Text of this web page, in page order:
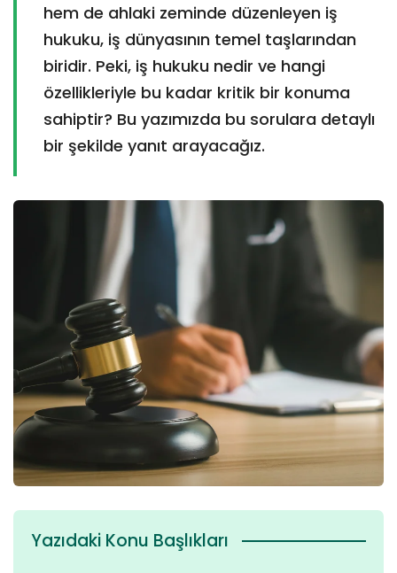
hem de ahlaki zeminde düzenleyen iş
hukuku, iş dünyasının temel taşlarından
biridir. Peki, iş hukuku nedir ve hangi
özellikleriyle bu kadar kritik bir konuma
sahiptir? Bu yazımızda bu sorulara detaylı
bir şekilde yanıt arayacağız.
Yazıdaki Konu Başlıkları